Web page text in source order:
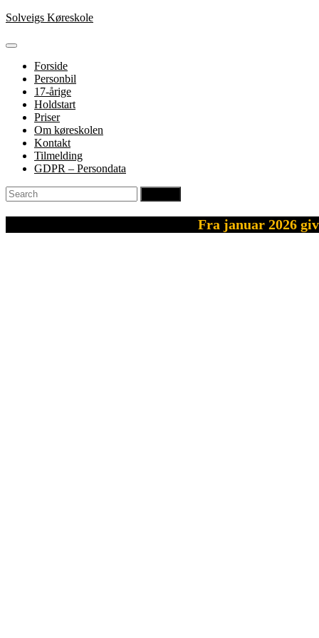
Skip
content
Solveigs Køreskole
Open
ButtonForside
Personbil
17-årige
Holdstart
Priser
Om køreskolen
Kontakt
Tilmelding
GDPR – Persondata
Close
Button
Search
for:
Fra januar 2026